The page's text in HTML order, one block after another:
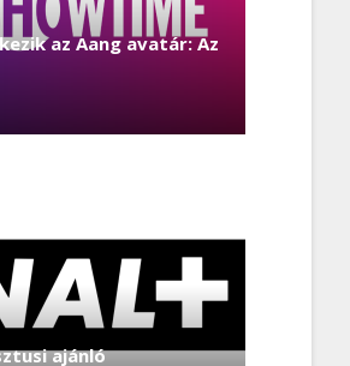
az Aang avatár: Az
ajánló